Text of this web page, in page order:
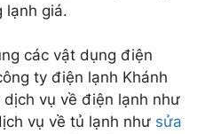
lạnh giá.
các vật dụng điện
ty điện lạnh Khánh
vụ về điện lạnh như
vụ về tủ lạnh như sửa